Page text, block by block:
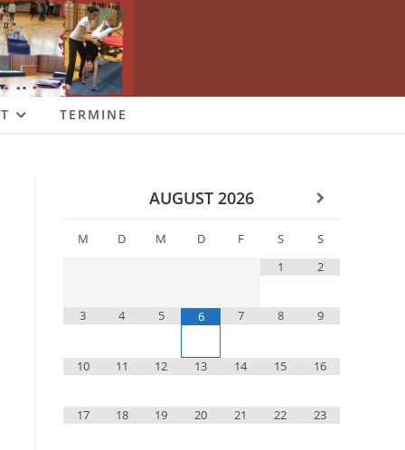
TERMINE
AUGUST 2026
M D M D F S
S
1
2
3 4 5 6 7 8 9
10 11 12 13 14 15 16
17 18 19 20 21 22 23